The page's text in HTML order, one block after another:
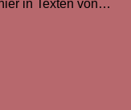
in Texten von…